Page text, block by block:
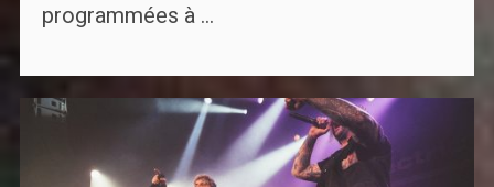
programmées à ...